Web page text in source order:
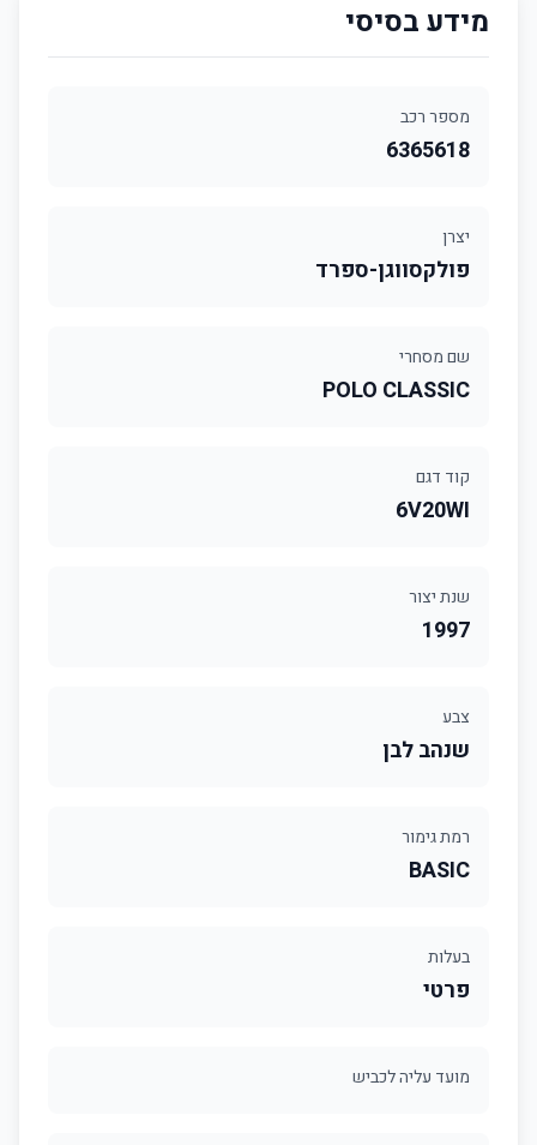
מידע בסיסי
מספר רכב
6365618
יצרן
פולקסווגן-ספרד
שם מסחרי
POLO CLASSIC
קוד דגם
6V20WI
שנת יצור
1997
צבע
שנהב לבן
רמת גימור
BASIC
בעלות
פרטי
מועד עליה לכביש